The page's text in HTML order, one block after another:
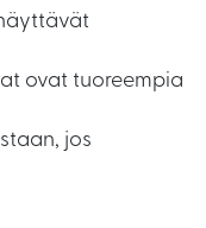
ovat tuoreempia
jos